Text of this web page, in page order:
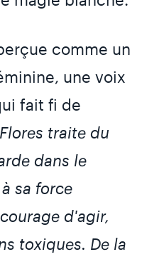
comme un
une voix
fait fi de
Flores traite du
dans le
sa force
d'agir,
toxiques. De la